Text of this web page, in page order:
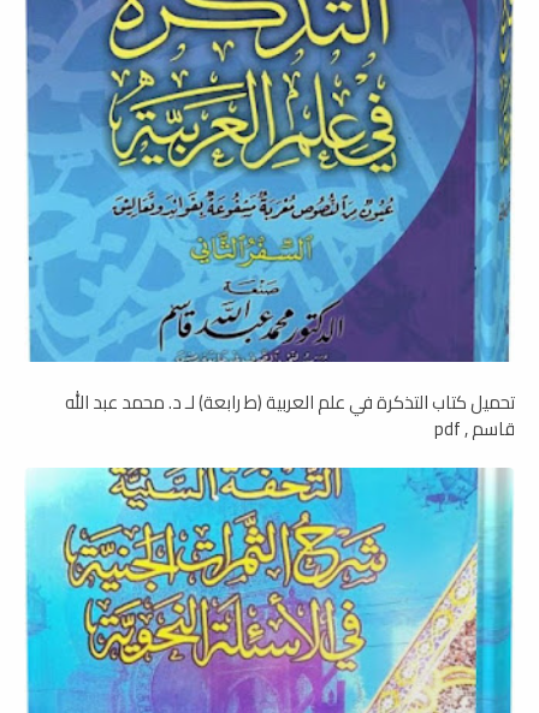
تحميل كتاب التذكرة في علم العربية (ط رابعة) لـ د. محمد عبد الله
قاسم , pdf